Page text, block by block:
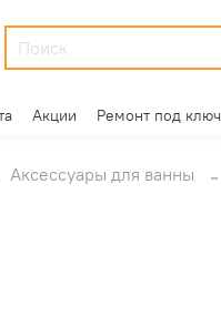
Акции Ремонт под ключ
Аксессуары для ванны